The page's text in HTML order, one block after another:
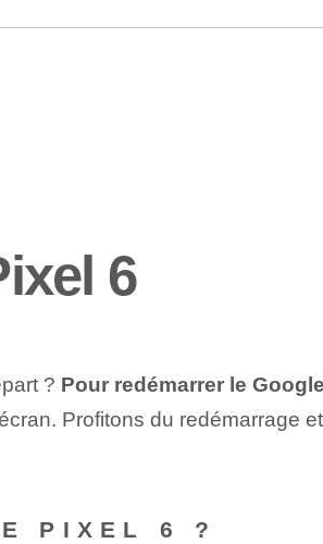
6
? Pour redémarrer le
Profitons du redémarrage
PIXEL 6 ?